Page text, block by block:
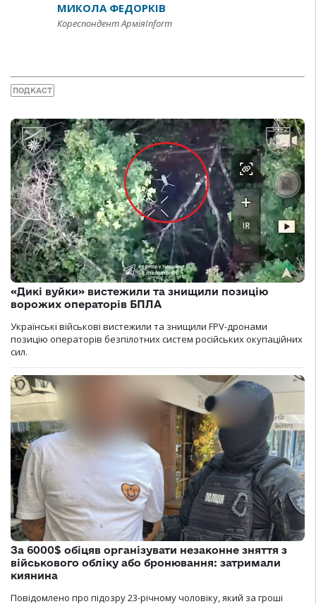
МИКОЛА ФЕДОРКІВ
Кореспондент АрміяInform
ПОДКАСТ
«Дикі вуйки» вистежили та знищили позицію
ворожих операторів БПЛА
Українські військові вистежили та знищили FPV-дронами
позицію операторів безпілотних систем російських окупаційних
сил.
За 6000$ обіцяв організувати незаконне зняття з
військового обліку або бронювання: затримали
киянина
Повідомлено про підозру 23-річному чоловіку, який за гроші